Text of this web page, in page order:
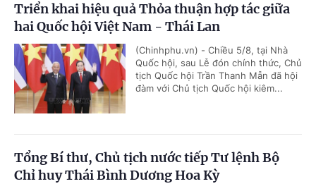
Triển khai hiệu quả Thỏa thuận hợp tác giữa
hai Quốc hội Việt Nam - Thái Lan
(Chinhphu.vn) - Chiều 5/8, tại Nhà
Quốc hội, sau Lễ đón chính thức, Chủ
tịch Quốc hội Trần Thanh Mẫn đã hội
đàm với Chủ tịch Quốc hội kiêm...
Tổng Bí thư, Chủ tịch nước tiếp Tư lệnh Bộ
Chỉ huy Thái Bình Dương Hoa Kỳ